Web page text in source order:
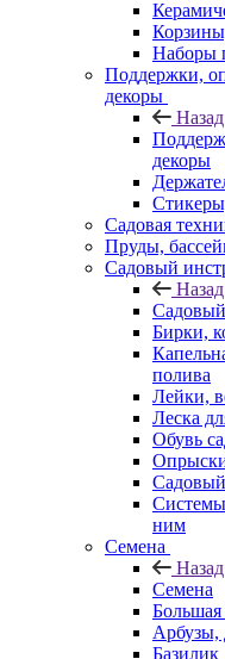
Наборы
Поддержки,
декоры
Назад
декоры
Садовая
Пруды,
Садовый
Назад
Бирки,
полива
Лейки,
Леска
Обувь
ним
Семена
Назад
Семена
Арбузы,
Базилик